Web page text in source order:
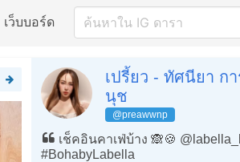
เว็บบอร์ด
เปรี้ยว - ทัศนียา ก
นุช
@preawwnp
เช็คอินคาเฟ่บ้าง 🙈🍪
#BohabyLabella